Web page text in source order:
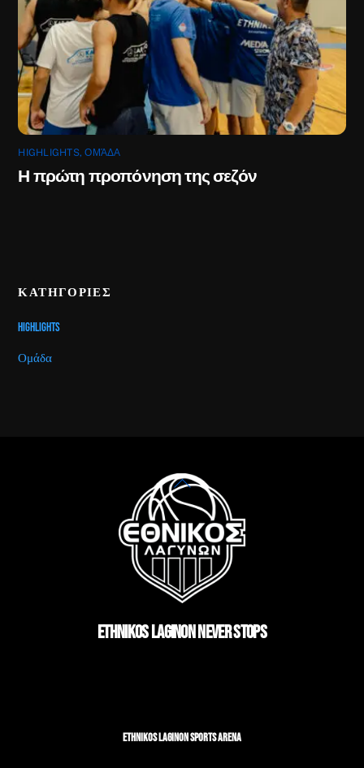
HIGHLIGHTS,ΟΜΆΔΑ
Η πρώτη προπόνηση της σεζόν
ΚΑΤΗΓΟΡΙΕΣ
Highlights
Ομάδα
Back
To
Top
ETHNIKOS LAGINON NEVER STOPS
ETHNIKOS LAGINON SPORTS ARENA